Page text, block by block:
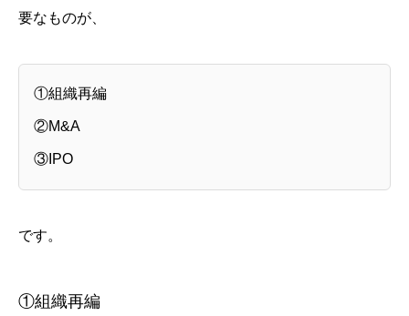
要なものが、
①組織再編
②M&A
③IPO
です。
①組織再編